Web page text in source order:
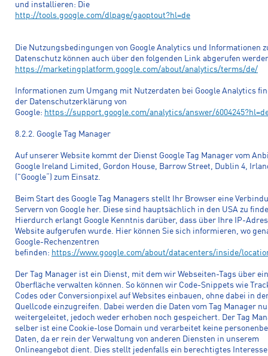
und installieren: Die
http://tools.google.com/dlpage/gaoptout?hl=de
Die Nutzungsbedingungen von Google Analytics und Informationen
Datenschutz können auch über den folgenden Link abgerufen
https://marketingplatform.google.com/about/analytics/terms/de/
Informationen zum Umgang mit Nutzerdaten bei Google Analytics
der Datenschutzerklärung von
Google: https://support.google.com/analytics/answer/
8.2.2. Google Tag Manager
Auf unserer Website kommt der Dienst Google Tag Manager vom
Google Ireland Limited, Gordon House, Barrow Street, Dublin 4,
("Google“) zum Einsatz.
Beim Start des Google Tag Managers stellt Ihr Browser eine
Servern von Google her. Diese sind hauptsächlich in den USA zu
Hierdurch erlangt Google Kenntnis darüber, dass über Ihre IP-
Website aufgerufen wurde. Hier können Sie sich informieren, wo
Google-Rechenzentren
befinden: https://www.google.com/about/datacenters/inside/
Der Tag Manager ist ein Dienst, mit dem wir Webseiten-Tags über
Oberfläche verwalten können. So können wir Code-Snippets wie
Codes oder Conversionpixel auf Websites einbauen, ohne dabei in
Quellcode einzugreifen. Dabei werden die Daten vom Tag Manager
weitergeleitet, jedoch weder erhoben noch gespeichert. Der Tag
selber ist eine Cookie-lose Domain und verarbeitet keine
Daten, da er rein der Verwaltung von anderen Diensten in unserem
Onlineangebot dient. Dies stellt jedenfalls ein berechtigtes